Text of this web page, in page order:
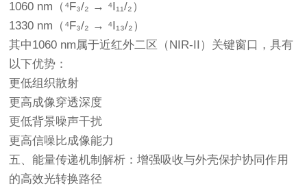
1060 nm（⁴F₃/₂ → ⁴I₁₁/₂）
1330 nm（⁴F₃/₂ → ⁴I₁₃/₂）
其中1060 nm属于近红外二区（NIR-II）关键窗口，具有
以下优势：
更低组织散射
更高成像穿透深度
更低背景噪声干扰
更高信噪比成像能力
五、能量传递机制解析：增强吸收与外壳保护协同作用
的高效光转换路径